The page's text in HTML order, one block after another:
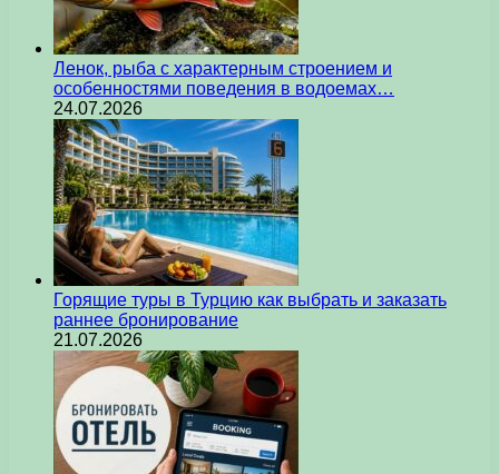
Ленок, рыба с характерным строением и
особенностями поведения в водоемах…
24.07.2026
Горящие туры в Турцию как выбрать и заказать
раннее бронирование
21.07.2026